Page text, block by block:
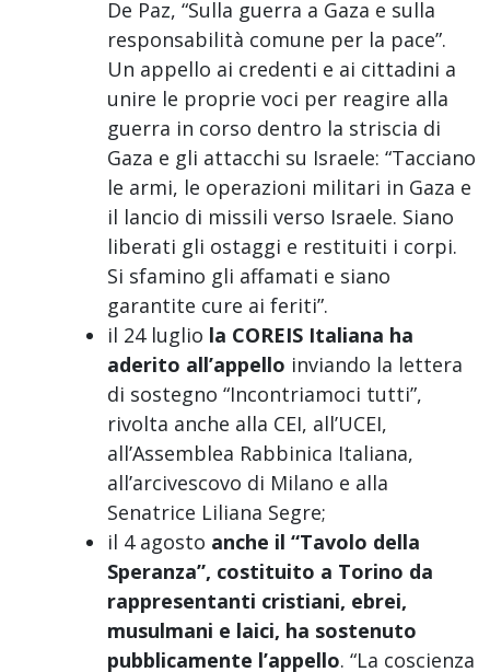
De Paz, “Sulla guerra a Gaza e sulla
responsabilità comune per la pace”.
Un appello ai credenti e ai cittadini a
unire le proprie voci per reagire alla
guerra in corso dentro la striscia di
Gaza e gli attacchi su Israele: “Tacciano
le armi, le operazioni militari in Gaza e
il lancio di missili verso Israele. Siano
liberati gli ostaggi e restituiti i corpi.
Si sfamino gli affamati e siano
garantite cure ai feriti”.
il 24 luglio la COREIS Italiana ha
aderito all’appello inviando la lettera
di sostegno “Incontriamoci tutti”,
rivolta anche alla CEI, all’UCEI,
all’Assemblea Rabbinica Italiana,
all’arcivescovo di Milano e alla
Senatrice Liliana Segre;
il 4 agosto anche il “Tavolo della
Speranza”, costituito a Torino da
rappresentanti cristiani, ebrei,
musulmani e laici, ha sostenuto
pubblicamente l’appello. “La coscienza